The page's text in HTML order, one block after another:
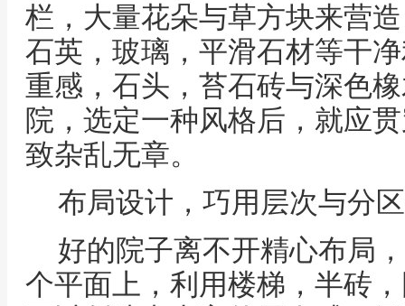
栏，大量花朵与草方块来营
石英，玻璃，平滑石材等干
重感，石头，苔石砖与深色
院，选定一种风格后，就应
致杂乱无章。
布局设计，巧用层次与分
好的院子离不开精心布局
个平面上，利用楼梯，半砖